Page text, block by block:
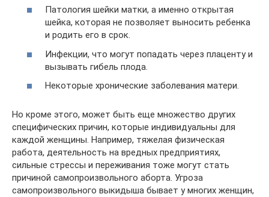
Патология шейки матки, а именно открытая
шейка, которая не позволяет выносить ребенка
и родить его в срок.
Инфекции, что могут попадать через плаценту и
вызывать гибель плода.
Некоторые хронические заболевания матери.
Но кроме этого, может быть еще множество других
специфических причин, которые индивидуальны для
каждой женщины. Например, тяжелая физическая
работа, деятельность на вредных предприятиях,
сильные стрессы и переживания тоже могут стать
причиной самопроизвольного аборта. Угроза
самопроизвольного выкидыша бывает у многих женщин,